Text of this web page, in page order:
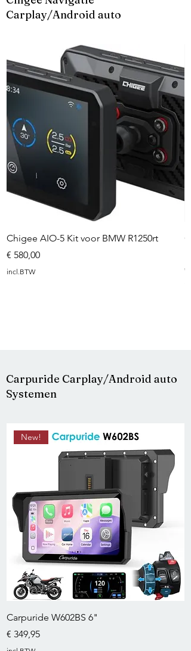
Carplay/Android auto
Chigee AIO-5 Kit voor BMW R1250rt
Prijs
€ 580,00
incl.BTW €
Carpuride Carplay/Android auto
Systemen
New!
Carpuride W602BS 6"
Prijs
€ 349,95